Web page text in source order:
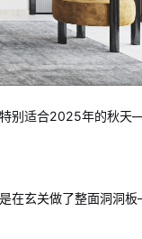
特别适合2025年的秋
在玄关做了整面洞洞